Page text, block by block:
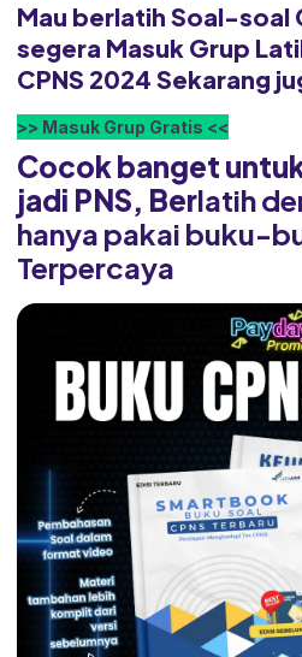
Mau berlatih Soal-soal
segera Masuk Grup
CPNS 2024 Sekarang
>> Masuk Grup Gratis <<
Cocok banget
jadi PNS, Berlatih
hanya pakai buku-
Terpercaya